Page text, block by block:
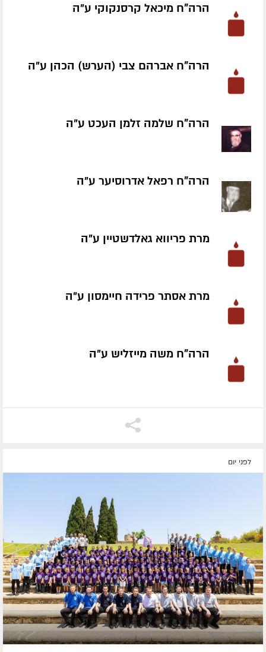
הרה"ח מיכאל קרסנקוקי ע״ה
הרה"ח אברהם צבי (הערש) הכהן ע״ה
הרה"ח שלמה זלמן העכט ע״ה
הרה"ח רפאל אדרוסיער ע״ה
מרת פריווא גאלדשטיין ע״ה
מרת אסתר פרידה חיימסון ע״ה
הרה"ח משה מייזליש ע״ה
לפני יום